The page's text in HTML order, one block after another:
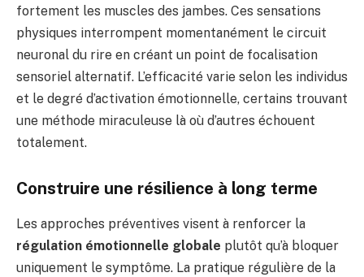
fortement les muscles des jambes. Ces sensations
physiques interrompent momentanément le circuit
neuronal du rire en créant un point de focalisation
sensoriel alternatif. L’efficacité varie selon les individus
et le degré d’activation émotionnelle, certains trouvant
une méthode miraculeuse là où d’autres échouent
totalement.
Construire une résilience à long terme
Les approches préventives visent à renforcer la
régulation émotionnelle globale plutôt qu’à bloquer
uniquement le symptôme. La pratique régulière de la